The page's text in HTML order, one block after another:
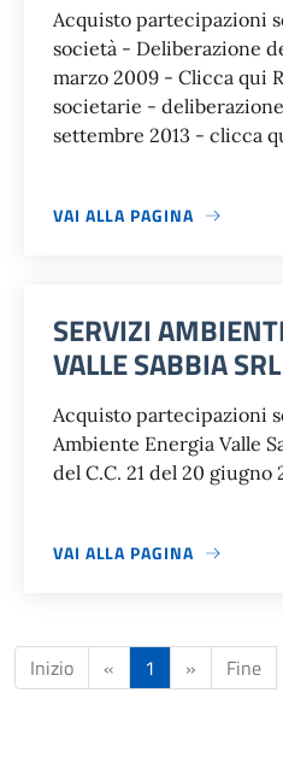
Acquisto partecipazioni
società - Deliberazione
marzo 2009 - Clicca qui
societarie -
settembre 2013 - clicca
VAI ALLA PAGINA
SERVIZI
VALLE SABBIA SRL
Acquisto partecipazioni
Ambiente Energia Valle
del C.C. 21 del 20 giugno
VAI ALLA PAGINA
Inizio « 1 » Fine